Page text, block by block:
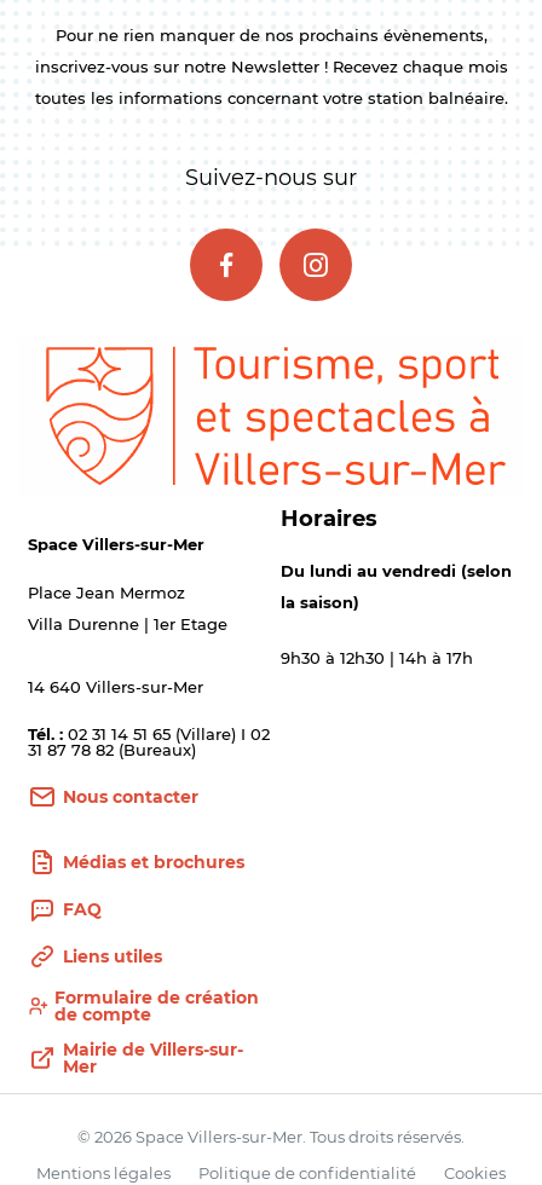
Pour ne rien manquer de nos prochains évènements,
inscrivez-vous sur notre Newsletter ! Recevez chaque mois
toutes les informations concernant votre station balnéaire.
Suivez-nous sur
Space Villers-sur-Mer
Place Jean Mermoz
Villa Durenne | 1er Etage
14 640 Villers-sur-Mer
Tél. : 02 31 14 51 65 (Villare) I 02
31 87 78 82 (Bureaux)
Nous contacter
Horaires
Du lundi au vendredi (selon
la saison)
9h30 à 12h30 | 14h à 17h
Médias et brochures
FAQ
Liens utiles
Formulaire de création
de compte
Mairie de Villers-sur-
Mer
© 2026 Space Villers-sur-Mer. Tous droits réservés.
Mentions légales
Politique de confidentialité Cookies